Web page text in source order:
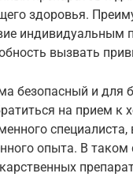
здоровья.
индивидуальным
вызвать
безопасный и для
на прием
опыта. В